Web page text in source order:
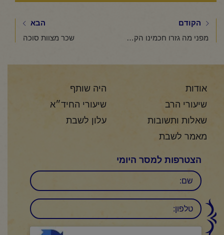
הקודם
מפני מה גזרו חכמינו הקדושים איסור מוקצה בשבת וביום טוב?
הבא
שכר מצוות סוכה
אודות
היה שותף
שיעורי הרב
שיעורי החיד״א
שאלות ותשובות
עלון לשבת
מאמר לשבת
הצטרפות למסר היומי
שם
טלפון: